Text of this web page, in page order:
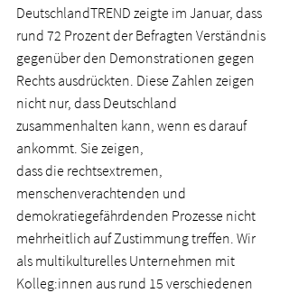
DeutschlandTREND zeigte im Januar, dass
rund 72 Prozent der Befragten Verständnis
gegenüber den Demonstrationen gegen
Rechts ausdrückten. Diese Zahlen zeigen
nicht nur, dass Deutschland
zusammenhalten kann, wenn es darauf
ankommt. Sie zeigen,
dass die rechtsextremen,
menschenverachtenden und
demokratiegefährdenden Prozesse nicht
mehrheitlich auf Zustimmung treffen. Wir
als multikulturelles Unternehmen mit
Kolleg:innen aus rund 15 verschiedenen